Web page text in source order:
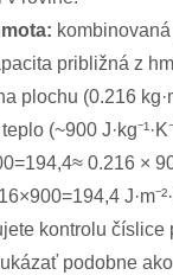
približná z
plochu (0.216
(~900
0.216 ×
kontrolu číslice
podobne